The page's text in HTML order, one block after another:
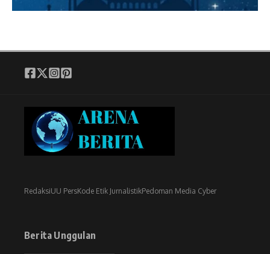
RedaksiUU PersKode Etik JurnalistikPedoman Media Cyber
Berita Unggulan